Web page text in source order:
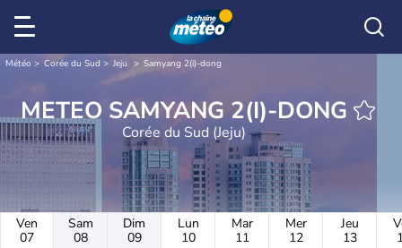
Météo Corée du Sud Jeju Samyang 2(i)-dong
METEO SAMYANG 2(I)-DONG
Corée du Sud (Jeju)
Ven
07
Sam
08
Dim
09
Lun
10
Mar
11
Mer
12
Jeu
13